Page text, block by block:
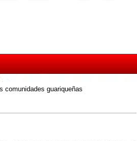
comunidades guariqueñas